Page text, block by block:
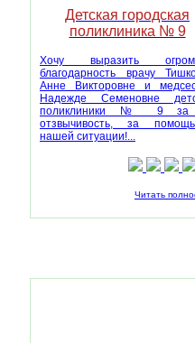
Детская городская
поликлиника № 9
Хочу выразить
благодарность врачу
Анне Викторовне и
Надежде Семеновне
поликлиники № 9 за
отзвычивость, за
нашей ситуации!...
Читать